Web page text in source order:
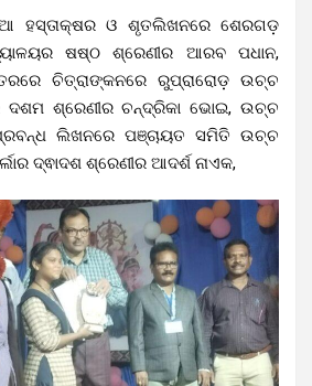
ହସ୍ତାକ୍ଷର ଓ ଶୃତଲିଖନରେ ଶେରଗଡ଼
ଷଷ୍ଠ ଶ୍ରେଣୀର ଆରବ ପଧାନ,
ଚିତ୍ରାଙ୍କନରେ ରୁପ୍ରାରୋଡ଼ ଉଚ୍ଚ
ଦଶମ ଶ୍ରେଣୀର ଚନ୍ଦ୍ରିକା ଭୋଇ, ଉଚ୍ଚ
ଲିଖନରେ ପଞ୍ଚାୟତ ସମିତି ଉଚ୍ଚ
ଦ୍ଵାଦଶ ଶ୍ରେଣୀର ଆଦର୍ଶ ନାଏକ,